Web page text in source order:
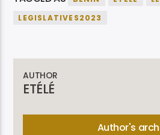
LEGISLATIVES2023
AUTHOR
ETÉLÉ
Author's